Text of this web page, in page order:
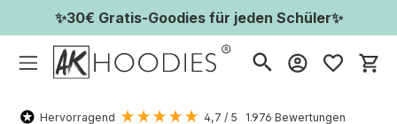
✨30€ Gratis-Goodies für jeden Schüler✨
Hervorragend 4,7 / 5 1.976 Bewertungen